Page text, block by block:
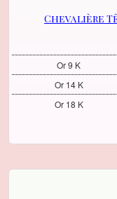
Chevalière
Or 9 K
Or 14 K
Or 18 K